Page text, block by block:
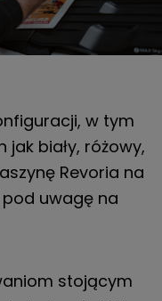
w tym
biały, różowy,
Revoria na
uwagę na
stojącym